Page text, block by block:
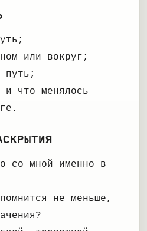
или вокруг;
путь;
и что менялось
со мной именно в
не меньше,